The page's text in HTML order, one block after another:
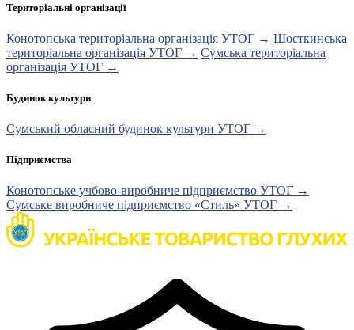
Територіальні організації
Конотопська територіальна організація УТОГ → Шосткинська
територіальна організація УТОГ → Сумська територіальна
організація УТОГ →
Будинок культури
Сумський обласний будинок культури УТОГ →
Підприємства
Конотопське учбово-виробниче підприємство УТОГ →
Сумське виробниче підприємство «Стиль» УТОГ →